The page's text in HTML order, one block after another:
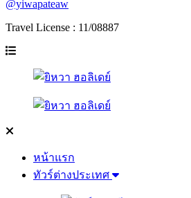
@yiwapateaw
Travel License : 11/08887
หน้าแรก
ทัวร์ต่างประเทศ